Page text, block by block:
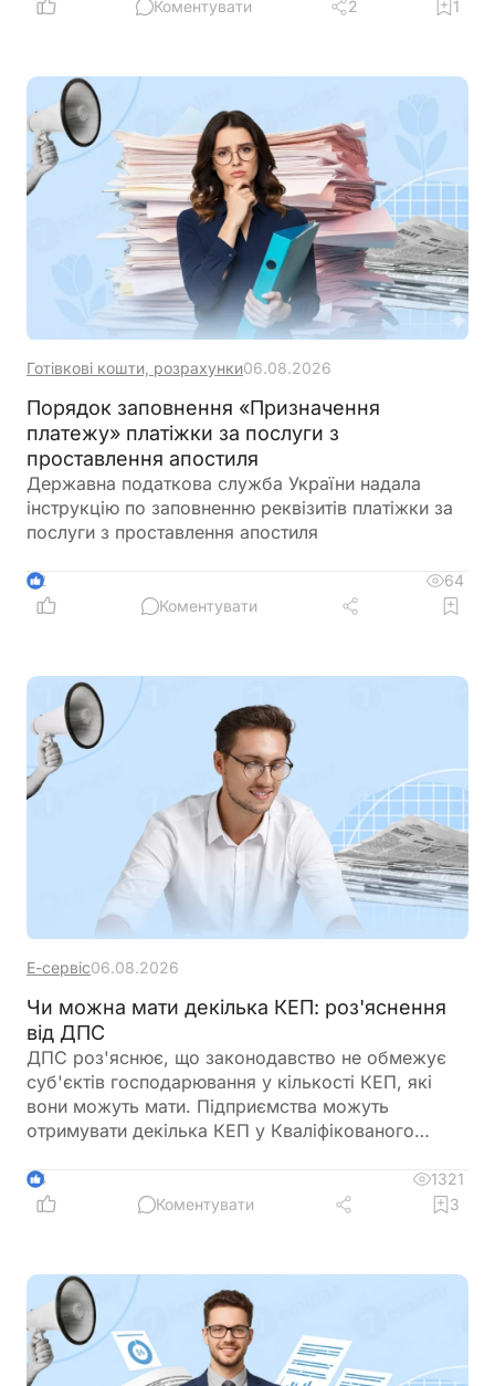
утриманий податок. Податкова служба, після
Коментувати 2 1
Готівкові кошти, розрахунки06.08.2026
Порядок заповнення «Призначення
платежу» платіжки за послуги з
проставлення апостиля
Державна податкова служба України надала
інструкцію по заповненню реквізитів платіжки за
послуги з проставлення апостиля
2
64
Коментувати
Е-сервіс06.08.2026
Чи можна мати декілька КЕП: роз'яснення
від ДПС
ДПС роз'яснює, що законодавство не обмежує
суб'єктів господарювання у кількості КЕП, які
вони можуть мати. Підприємства можуть
отримувати декілька КЕП у Кваліфікованого
України
4
1321
Коментувати
3